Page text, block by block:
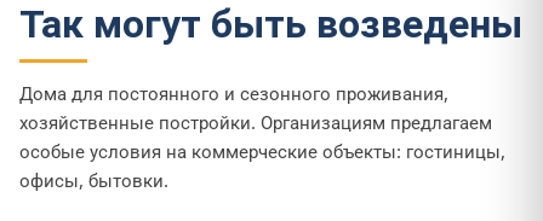
Так могут быть возведены
Дома для постоянного и сезонного проживания,
хозяйственные постройки. Организациям предлагаем
особые условия на коммерческие объекты: гостиницы,
офисы, бытовки.